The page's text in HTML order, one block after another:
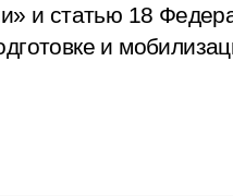
и статью 18
и